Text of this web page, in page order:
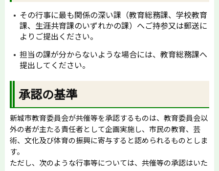
その行事に最も関係の深い課（教育総務課、学校教育
課、生涯共育課のいずれかの課）へご持参又は郵送に
よりご提出ください。
担当の課が分からないような場合には、教育総務課へ
提出してください。
承認の基準
新城市教育委員会が共催等を承認するものは、教育委員会以
外の者が主たる責任者として企画実施し、市民の教育、芸
術、文化及び体育の振興に寄与すると認められるものとしま
す。
ただし、次のような行事等については、共催等の承認はいた